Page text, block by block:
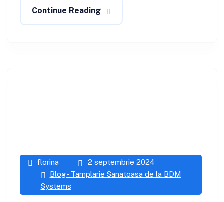
Continue Reading
florina
2 septembrie 2024
Blog - Tamplarie Sanatoasa de la BDM
Systems